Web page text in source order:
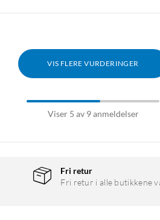
VIS FLERE VURDERINGER
Viser 5 av 9 anmeldelser
Fri retur
Fri retur i alle butikkene